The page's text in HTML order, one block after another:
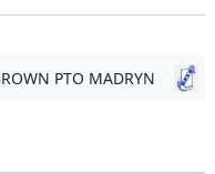
PTO MADRYN